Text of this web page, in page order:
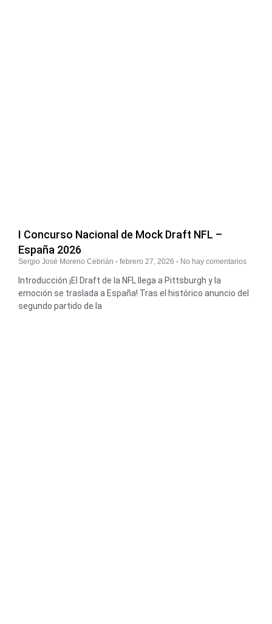
I Concurso Nacional de Mock Draft NFL –
España 2026
Sergio José Moreno Cebrián febrero 27, 2026 No hay comentarios
Introducción ¡El Draft de la NFL llega a Pittsburgh y la
emoción se traslada a España! Tras el histórico anuncio del
segundo partido de la